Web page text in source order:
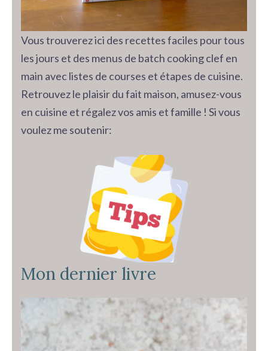
Vous trouverez ici des recettes faciles pour tous
les jours et des menus de batch cooking clef en
main avec listes de courses et étapes de cuisine.
Retrouvez le plaisir du fait maison, amusez-vous
en cuisine et régalez vos amis et famille ! Si vous
voulez me soutenir:
Mon dernier livre